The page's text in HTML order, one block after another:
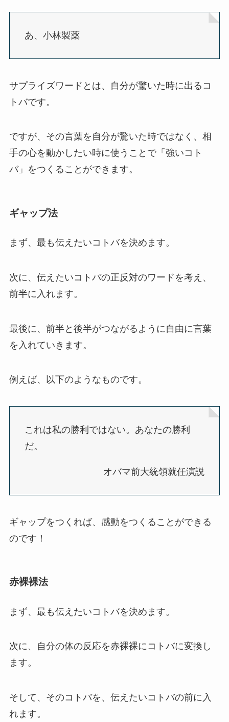
あ、小林製薬
サプライズワードとは、自分が驚いた時に出るコ
トバです。
ですが、その言葉を自分が驚いた時ではなく、相
手の心を動かしたい時に使うことで「強いコト
バ」をつくることができます。
ギャップ法
まず、最も伝えたいコトバを決めます。
次に、伝えたいコトバの正反対のワードを考え、
前半に入れます。
最後に、前半と後半がつながるように自由に言葉
を入れていきます。
例えば、以下のようなものです。
これは私の勝利ではない。あなたの勝利
だ。
オバマ前大統領就任演説
ギャップをつくれば、感動をつくることができる
のです！
赤裸裸法
まず、最も伝えたいコトバを決めます。
次に、自分の体の反応を赤裸裸にコトバに変換し
ます。
そして、そのコトバを、伝えたいコトバの前に入
れます。